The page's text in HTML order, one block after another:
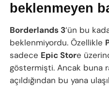
beklenmeyen
Borderlands 3‘ün bu
beklenmiyordu. Özellikle
sadece Epic Store
göstermişti. Ancak buna
açıldığından bu yana